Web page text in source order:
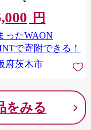
】
円
ったWAON
で寄附できる！
府茨木市
をみる